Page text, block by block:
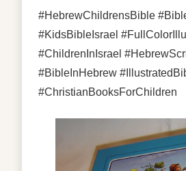
#HebrewChildrensBible
#KidsBibleIsrael
#ChildrenInIsrael
#BibleInHebrew
#ChristianBooksForChildren